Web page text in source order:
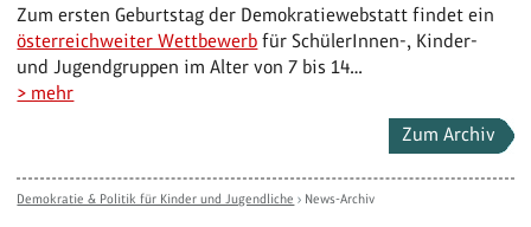
Zum ersten Geburtstag der Demokratiewebstatt findet ein
österreichweiter Wettbewerb für SchülerInnen-, Kinder-
und Jugendgruppen im Alter von 7 bis 14…
> mehr
Zum Archiv
Demokratie & Politik für Kinder und Jugendliche › News-Archiv